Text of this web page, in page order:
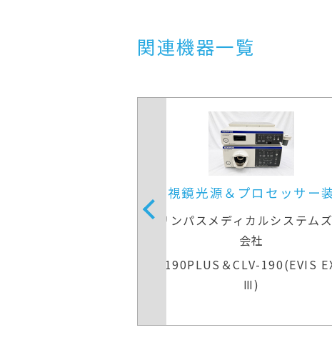
関連機器一覧
内視鏡光源＆プロセッサー
オリンパスメディカルシステム
会社
CV-190PLUS＆CLV-190(EVIS
Ⅲ)